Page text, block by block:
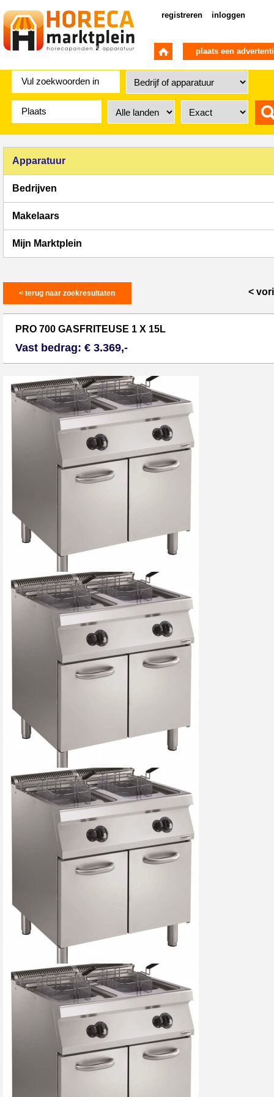
registreren inloggen
plaats een
Apparatuur
Bedrijven
Makelaars
Mijn Marktplein
< terug naar zoekresultaten <
PRO 700 GASFRITEUSE 1 X 15L
Vast bedrag: € 3.369,-